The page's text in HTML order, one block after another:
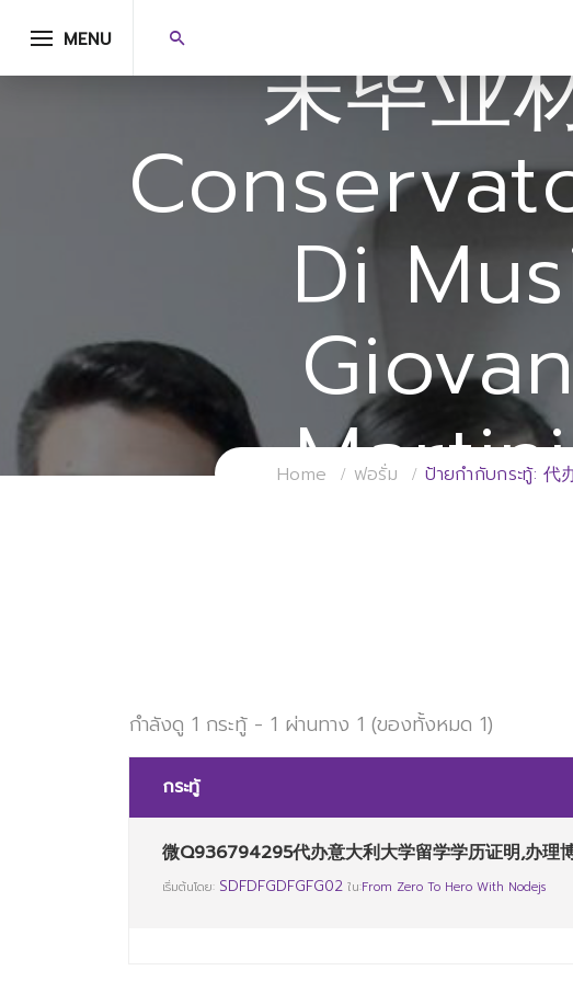
MENU 未毕业
Di
Home ฟอรั่ม ป้ายกำกับกระทู้:
กำลังดู 1 กระทู้ - 1 ผ่านทาง 1 (ของทั้งหมด 1)
กระทู้
微Q936794295代办意大利大学留学学历证明,办理
เริ่มต้นโดย: SDFDFGDFGFG02 ใน:From Zero To Hero With Nodejs